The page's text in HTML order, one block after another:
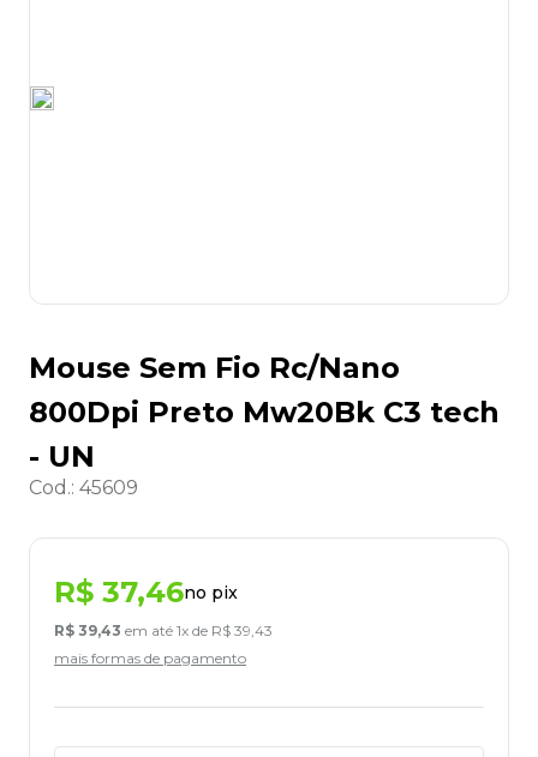
Mouse Sem Fio Rc/Nano
800Dpi Preto Mw20Bk C3 tech
- UN
Cod.: 45609
R$ 37,46no pix
R$ 39,43 em até 1x de R$ 39,43
mais formas de pagamento
8